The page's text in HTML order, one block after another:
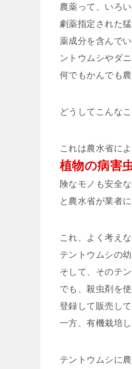
農薬って、いろ
劇薬指定された
薬成分を含んで
ントウムシやダ
何でもかんでも
どうしてこんな
これは農水省に
植物の病害
険なモノも安全
と農水省が業者
これ、よく考え
テントウムシの
そして、そのテ
でも、殺虫剤を
登録して販売し
一方、有機栽培
テントウムシに